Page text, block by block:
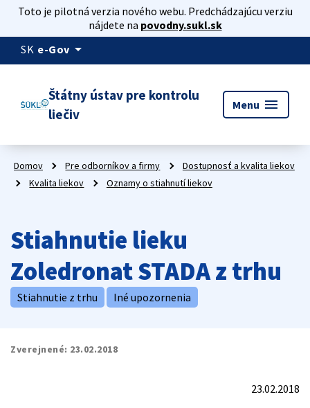
Toto je pilotná verzia nového webu. Predchádzajúcu verziu
nájdete na povodny.sukl.sk
SK e-Gov arrow_drop_down
Štátny ústav pre kontrolu
liečiv
Menu menu
Domov Pre odborníkov a firmy
Dostupnosť a kvalita liekov
Kvalita liekov
Oznamy o stiahnutí liekov
Stiahnutie lieku
Zoledronat STADA z trhu
Stiahnutie z trhu Iné upozornenia
Zverejnené: 23.02.2018
23.02.2018